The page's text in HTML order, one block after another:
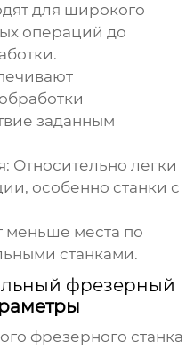
для широкого
операций до
заданным
Относительно легки
особенно станки с
меньше места по
станками.
фрезерный
фрезерного станка